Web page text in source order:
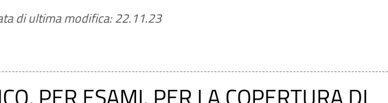
di ultima modifica: 22.11.23